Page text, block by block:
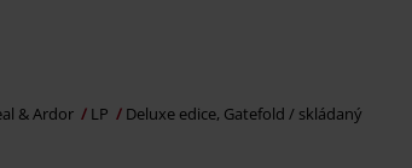
& Ardor LP Deluxe edice, Gatefold / skládaný